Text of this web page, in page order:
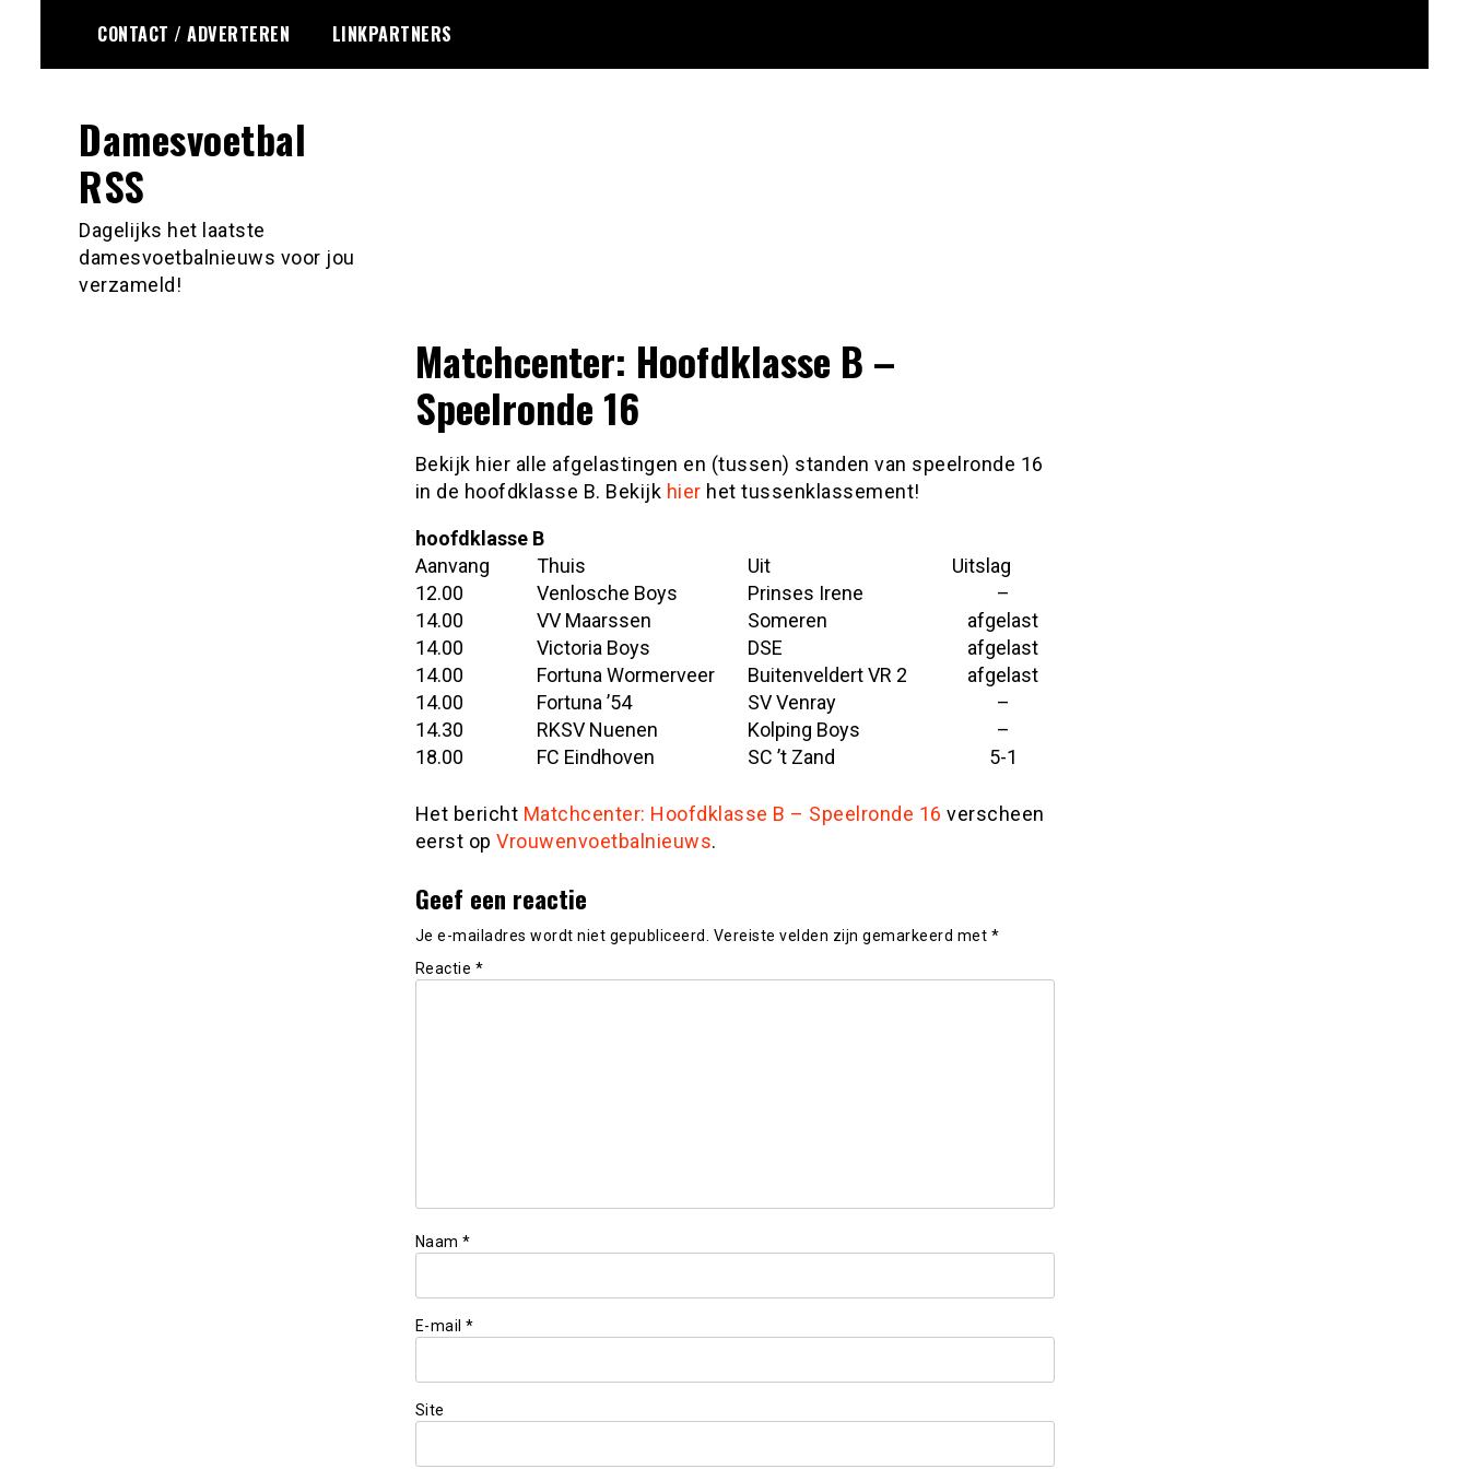
de
CONTACT / ADVERTEREN LINKPARTNERS
Damesvoetbal
RSS
Dagelijks het laatste
damesvoetbalnieuws voor jou
verzameld!
Matchcenter: Hoofdklasse B –
Speelronde 16
Bekijk hier alle afgelastingen en (tussen) standen van speelronde 16
in de hoofdklasse B. Bekijk hier het tussenklassement!
hoofdklasse B
Aanvang
Thuis Uit
Uitslag
12.00
Venlosche Boys Prinses Irene
–
14.00
VV Maarssen Someren
afgelast
14.00
Victoria Boys DSE
afgelast
14.00
Fortuna Wormerveer Buitenveldert VR 2
afgelast
14.00
Fortuna ’54 SV Venray
–
14.30
RKSV Nuenen Kolping Boys
–
18.00
FC Eindhoven SC ’t Zand 5-1
Het bericht Matchcenter: Hoofdklasse B – Speelronde 16 verscheen
eerst op Vrouwenvoetbalnieuws.
Geef een reactie
Je e-mailadres wordt niet gepubliceerd. Vereiste velden zijn gemarkeerd met *
Reactie *
Naam *
E-mail *
Site